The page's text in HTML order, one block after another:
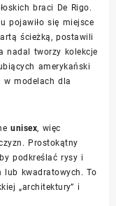
braci De Rigo.
pojawiło się miejsce
ścieżką, postawili
nadal tworzy kolekcje
amerykański
w modelach dla
unisex, więc
Prostokątny
podkreślać rysy i
lub kwadratowych. To
„architektury” i